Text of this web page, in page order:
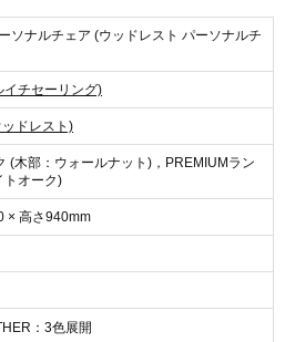
ソナルチェア (ウッドレスト パーソナルチ
イチセーリング)
ドレスト)
(木部：ウォールナット)，PREMIUMラン
トオーク)
× 高さ940mm
：3色展開